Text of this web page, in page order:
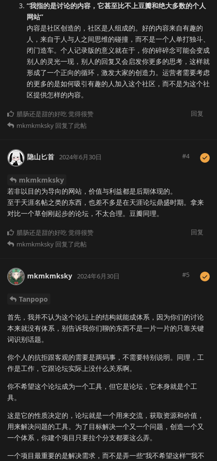
“我指的是讨论的内容，它甚至比不上豆瓣和绝大多数的个人
网站”
内容是社区创造的，社区是人组成的。好的内容来自有趣的
人，来自于人与人之间思维的碰撞，而不是一个人单打独斗、
闭门造车。个人记录版的意义就在于，你的碎碎念可能会变成
别人的灵光一现，别人的回复又会启发你更多的思考，这样就
形成了一个正向的循环，激发大家的创造力。运营者需要考虑
的更多的是如何吸引有趣的人加入这个社区，而不是为这个社
区提供怎样的内容。
回复
腊肠还是甜的好吃觉得很赞
mkmkmksky 回复了此帖
隐山匕首 2024年6月30日 #4
mkmkmksky
若非以目的为导向的网站，价值与利益都是后期体现的。
至于天涯名帖之类的东西，也差不多是在天涯论坛鼎盛时期。拿来
对比一个草创刚起步的论坛，不太合理。豆瓣同理。
回复
腊肠还是甜的好吃觉得很赞
mkmkmksky 回复了此帖
mkmkmksky 2024年6月30日 #5
Tanpopo
首先，我并不认为这个论坛上的结构就能成体系，因为你们的讨论
本来就没有体系，别告诉我你们聊的东西不是一片一片的只靠关键
词识别话题。
你个人的抗拒跟客观的需要是两码事，不需要特别说明。同理，工
作是工作，它跟论坛实际上没什么关系啊。
你不希望这个论坛成为一个工具，但它是论坛，它本身就是个工
具。
这是它的性质决定的，论坛就是一个用来交流，获取资源和价值，
用来解决问题的工具。为了目标解决一个又一个问题，创造一个又
一个体系，你建个项目只要拉个分支都要这么弄。
一个项目最重要的是解决需求，而不是弄一些“我不希望这样”“我不